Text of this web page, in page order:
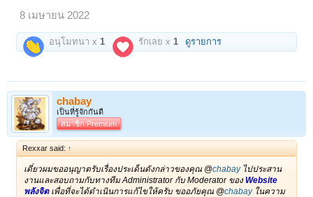
8 เมษายน 2022
อนุโมทนา x 1 รักเลย x 1 ดูรายการ
chabay
เป็นที่รู้จักกันดี
สมาชิก Premium
Rexxar said: ↑
เดี๋ยวผมขออนุญาตรับเรื่องประเด็นดังกล่าวของคุณ @chabayไปประสาน
งานและสอบถามกับทางทีม Administrator กับ Moderator ของWebsite
พลังจิต เพื่อที่จะได้ดำเนินการแก้ไขให้ครับ ขออภัยคุณ @chabayในความ